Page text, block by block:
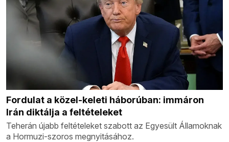
Fordulat a közel-keleti háborúban: immáron
Irán diktálja a feltételeket
Teherán újabb feltételeket szabott az Egyesült Államoknak
a Hormuzi-szoros megnyitásához.